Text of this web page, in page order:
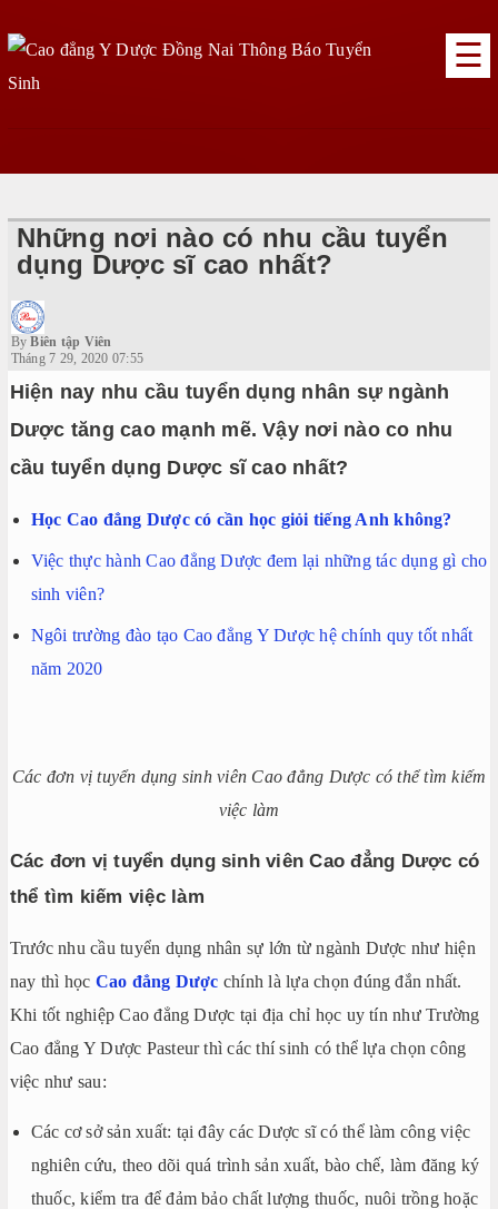
☰
Những nơi nào có nhu cầu tuyển
dụng Dược sĩ cao nhất?
ByBiên tập Viên
Tháng 7 29, 2020 07:55
Hiện nay nhu cầu tuyển dụng nhân sự ngành
Dược tăng cao mạnh mẽ. Vậy nơi nào co nhu
cầu tuyển dụng Dược sĩ cao nhất?
Học Cao đẳng Dược có cần học giỏi tiếng Anh không?
Việc thực hành Cao đẳng Dược đem lại những tác dụng gì cho
sinh viên?
Ngôi trường đào tạo Cao đẳng Y Dược hệ chính quy tốt nhất
năm 2020
Các đơn vị tuyển dụng sinh viên Cao đẳng Dược có thể tìm kiếm
việc làm
Các đơn vị tuyển dụng sinh viên Cao đẳng Dược có
thể tìm kiếm việc làm
Trước nhu cầu tuyển dụng nhân sự lớn từ ngành Dược như hiện
nay thì học Cao đẳng Dược chính là lựa chọn đúng đắn nhất.
Khi tốt nghiệp Cao đẳng Dược tại địa chỉ học uy tín như Trường
Cao đẳng Y Dược Pasteur thì các thí sinh có thể lựa chọn công
việc như sau:
Các cơ sở sản xuất: tại đây các Dược sĩ có thể làm công việc
nghiên cứu, theo dõi quá trình sản xuất, bào chế, làm đăng ký
thuốc, kiểm tra để đảm bảo chất lượng thuốc, nuôi trồng hoặc